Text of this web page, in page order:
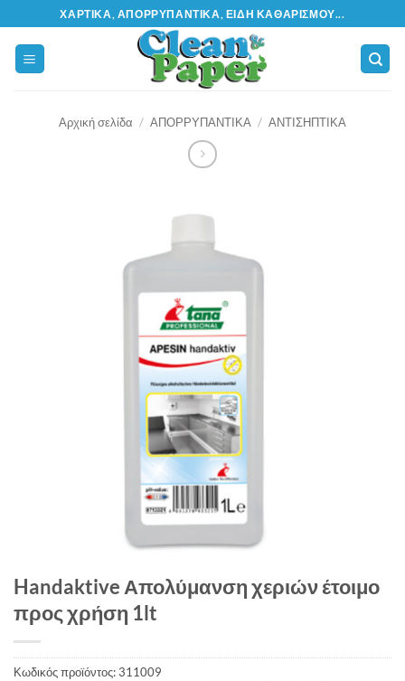
Μετάβαση
στο
περιεχόμενο
ΧΑΡΤΙΚΆ, ΑΠΟΡΡΥΠΑΝΤΙΚΆ, ΕΊΔΗ ΚΑΘΑΡΙΣΜΟΎ...
Αρχική σελίδα / ΑΠΟΡΡΥΠΑΝΤΙΚΑ / ΑΝΤΙΣΗΠΤΙΚΑ
Handaktive Απολύμανση χεριών έτοιμο
προς χρήση 1lt
Κωδικός προϊόντος:311009